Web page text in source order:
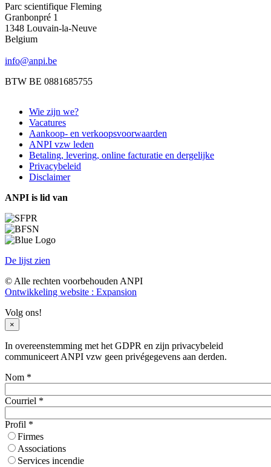
Parc scientifique Fleming
Granbonpré 1
1348 Louvain-la-Neuve
Belgium
info@anpi.be
BTW BE 0881685755
Wie zijn we?
Vacatures
Aankoop- en verkoopsvoorwaarden
ANPI vzw leden
Betaling, levering, online facturatie en dergelijke
Privacybeleid
Disclaimer
ANPI is lid van
De lijst zien
© Alle rechten voorbehouden ANPI
Ontwikkeling website : Expansion
Volg ons!
×
In overeenstemming met het GDPR en zijn privacybeleid
communiceert ANPI vzw geen privégegevens aan derden.
Nom *
Courriel *
Profil *
Firmes
Associations
Services incendie